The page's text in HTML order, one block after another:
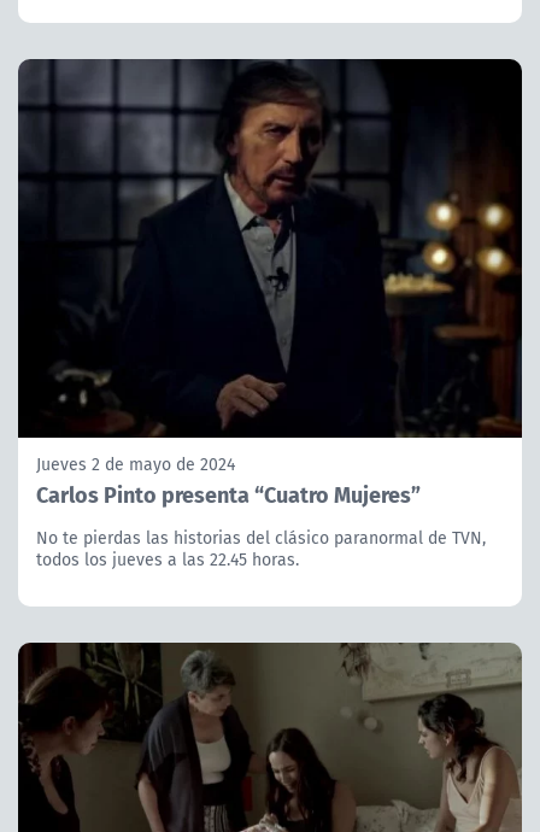
Jueves 2 de mayo de 2024
Carlos Pinto presenta “Cuatro Mujeres”
No te pierdas las historias del clásico paranormal de TVN,
todos los jueves a las 22.45 horas.